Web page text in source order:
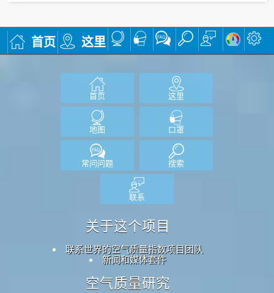
首页 这里
首页 这里
地图 口罩
常问问题 搜索
联系
关于这个项目
联系世界的空气质量指数项目团队
新闻和媒体套件
空气质量研究